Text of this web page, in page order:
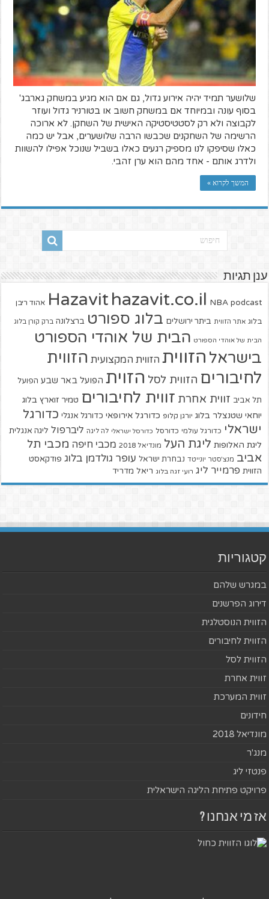
שלושער תמיד יהיה אירוע גדול, גם אם הוא מגיע במשחק גארבג'
בסוף עונה ובמיוחד אם במשחק חשוב או בטורניר גדול ועוזר
לקבוצה ולא רק לסטטיסטיקה האישית של השחקן. לא ארוכה
הרשימה של השחקנים שכבשו הרבה שלושערים, אבל יש כמה
כאלו שסיפקו לנו מספיק רגעים כאלו בשביל שנוכל אפילו להשוות
ולדרג אותם - אחד מהם הוא ערן זהבי.
המשך לקרוא »
ענן תגיות
Hazavit hazavit.co.il NBA podcast אהוד ריבן
בלוג אתר הזווית ביתר ירושלים בלוג ספורט ברצלונה ברק קורן בלוג
הבית של אוהדי הספורט הבית של אוהדי הספורט
בישראל הזווית הזווית המקצועית הזווית
לחיבורים הזווית לסל הזוית הפועל באר שבע הפועל
תל אביב זווית אחרת זווית לחיבורים טמיר זוארץ בלוג
יוחאי שטנצלר בלוג יורגן קלופ כדורגל אירופאי כדורגל אנגלי כדורגל
ישראלי כדורגל עולמי כדורסל כדורסל ישראלי לה ליגה ליברפול ליגה אנגלית
ליגת האלופות ליגת העל מונדיאל 2018 מכבי חיפה מכבי תל
אביב מנצ'סטר יונייטד נבחרת ישראל עופר גולדמן בלוג פודקאסט
הזווית פרמייר ליג רועי זגה בלוג ריאל מדריד
קטגוריות
במגרש שלהם
דירוג הפרשנים
הזווית הנוסטלגית
הזווית לחיבורים
הזווית לסל
זווית אחרת
זווית המערכת
חידונים
מונדיאל 2018
מנג'ר
פנטזי ליג
פרויקט פתיחת הליגה הישראלית
אז מי אנחנו ?